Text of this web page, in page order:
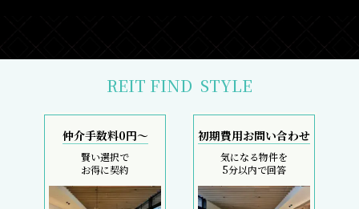
REIT FIND STYLE
仲介手数料0円～
賢い選択で
お得に契約
初期費用お問い合わせ
気になる物件を
5分以内で回答